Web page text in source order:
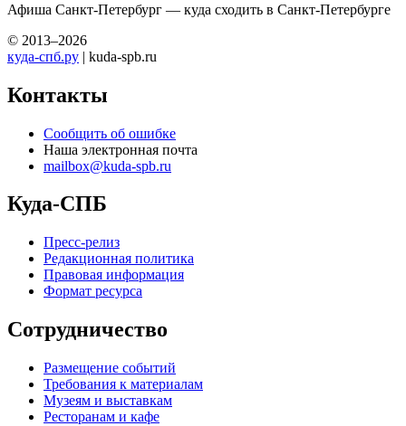
Афиша Санкт-Петербург — куда сходить в Санкт-Петербурге
© 2013–2026
куда-спб.ру | kuda-spb.ru
Контакты
Сообщить об ошибке
Наша электронная почта
mailbox@kuda-spb.ru
Куда-СПБ
Пресс-релиз
Редакционная политика
Правовая информация
Формат ресурса
Сотрудничество
Размещение событий
Требования к материалам
Музеям и выставкам
Ресторанам и кафе